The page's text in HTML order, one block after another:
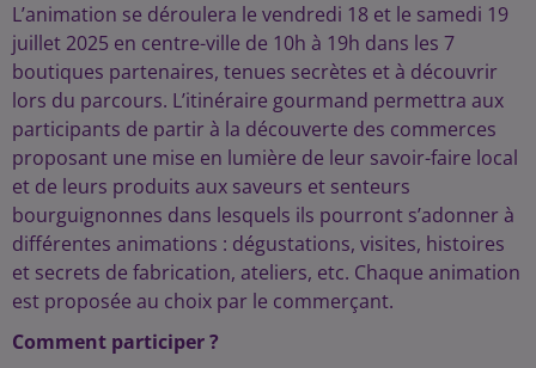
L’animation se déroulera le vendredi 18 et le samedi 19
juillet 2025 en centre-ville de 10h à 19h dans les 7
boutiques partenaires, tenues secrètes et à découvrir
lors du parcours. L’itinéraire gourmand permettra aux
participants de partir à la découverte des commerces
proposant une mise en lumière de leur savoir-faire local
et de leurs produits aux saveurs et senteurs
bourguignonnes dans lesquels ils pourront s’adonner à
différentes animations : dégustations, visites, histoires
et secrets de fabrication, ateliers, etc. Chaque animation
est proposée au choix par le commerçant.
Comment participer ?